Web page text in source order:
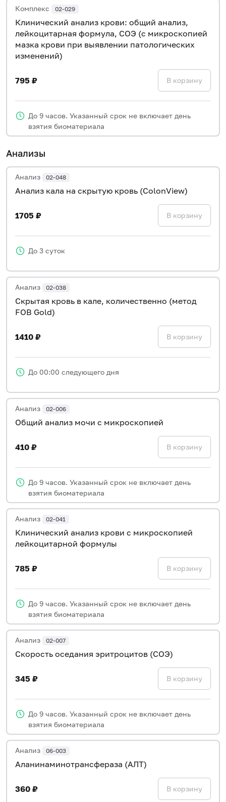
Комплекс 02-029
Клинический анализ крови: общий анализ,
лейкоцитарная формула, СОЭ (с микроскопией
мазка крови при выявлении патологических
изменений)
795 ₽ В корзину
До 9 часов. Указанный срок не включает день
взятия биоматериала
Анализы
Анализ 02-048
Анализ кала на скрытую кровь (ColonView)
1705 ₽ В корзину
До 3 суток
Анализ 02-038
Скрытая кровь в кале, количественно (метод
FOB Gold)
1410 ₽ В корзину
До 00:00 следующего дня
Анализ 02-006
Общий анализ мочи с микроскопией
410 ₽ В корзину
До 9 часов. Указанный срок не включает день
взятия биоматериала
Анализ 02-041
Клинический анализ крови с микроскопией
лейкоцитарной формулы
785 ₽ В корзину
До 9 часов. Указанный срок не включает день
взятия биоматериала
Анализ 02-007
Скорость оседания эритроцитов (СОЭ)
345 ₽ В корзину
До 9 часов. Указанный срок не включает день
взятия биоматериала
Анализ 06-003
Аланинаминотрансфераза (АЛТ)
360 ₽ В корзину